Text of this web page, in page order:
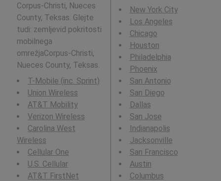
Corpus-Christi, Nueces
County, Teksas. Glejte
tudi: zemljevid pokritosti
mobilnega
omrežjaCorpus-Christi,
Nueces County, Teksas.
T-Mobile (inc. Sprint)
Union Wireless
AT&T Mobility
Verizon Wireless
Carolina West
Wireless
Cellular One
U.S. Cellular
AT&T FirstNet
New York City
Los Angeles
Chicago
Houston
Philadelphia
Phoenix
San Antonio
San Diego
Dallas
San Jose
Indianapolis
Jacksonville
San Francisco
Austin
Columbus